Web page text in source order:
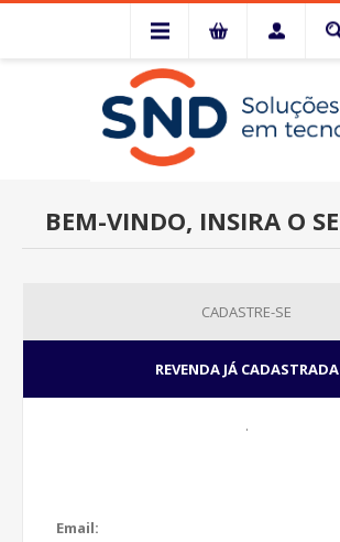
BEM-VINDO, INSIRA O
CADASTRE-SE
.
REVENDA JÁ CADASTRADA
Email: